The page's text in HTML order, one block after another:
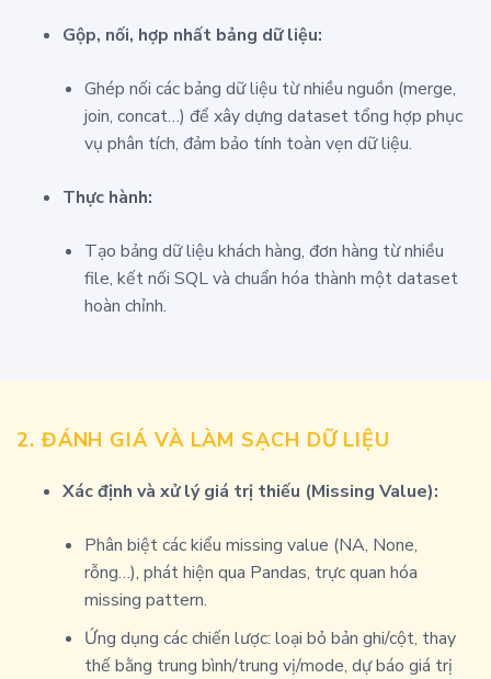
Gộp, nối, hợp nhất bảng dữ liệu:
Ghép nối các bảng dữ liệu từ nhiều nguồn (merge,
join, concat…) để xây dựng dataset tổng hợp phục
vụ phân tích, đảm bảo tính toàn vẹn dữ liệu.
Thực hành:
Tạo bảng dữ liệu khách hàng, đơn hàng từ nhiều
file, kết nối SQL và chuẩn hóa thành một dataset
hoàn chỉnh.
2.ĐÁNH GIÁ VÀ LÀM SẠCH DỮ LIỆU
Xác định và xử lý giá trị thiếu (Missing Value):
Phân biệt các kiểu missing value (NA, None,
rỗng…), phát hiện qua Pandas, trực quan hóa
missing pattern.
Ứng dụng các chiến lược: loại bỏ bản ghi/cột, thay
thế bằng trung bình/trung vị/mode, dự báo giá trị